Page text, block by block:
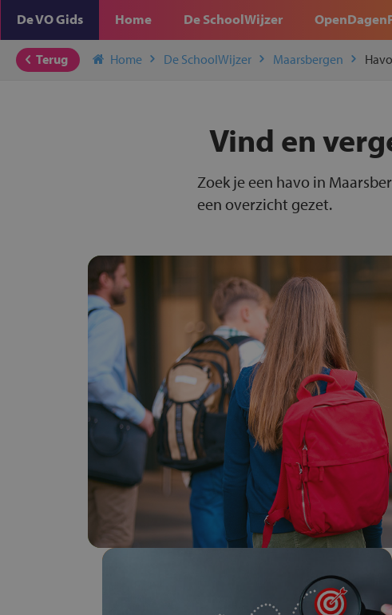
De VO Gids Home De SchoolWijzer
Terug Home De SchoolWijzer Maarsbergen Havo
Vind en
Zoek je een havo in
een overzicht gezet.